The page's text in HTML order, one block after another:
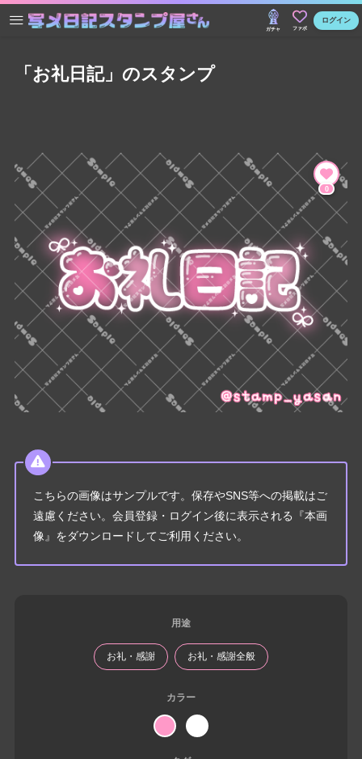
ガチャ ファボ
ログイン
「お礼日記」のスタンプ
0
こちらの画像はサンプルです。保存やSNS等への掲載はご
遠慮ください。会員登録・ログイン後に表示される『本画
像』をダウンロードしてご利用ください。
用途
お礼・感謝 お礼・感謝全般
カラー